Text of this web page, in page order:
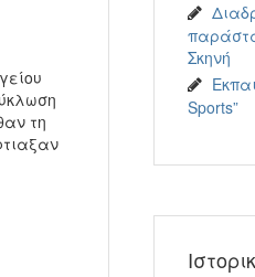
τη
Σκηνή
Sports”